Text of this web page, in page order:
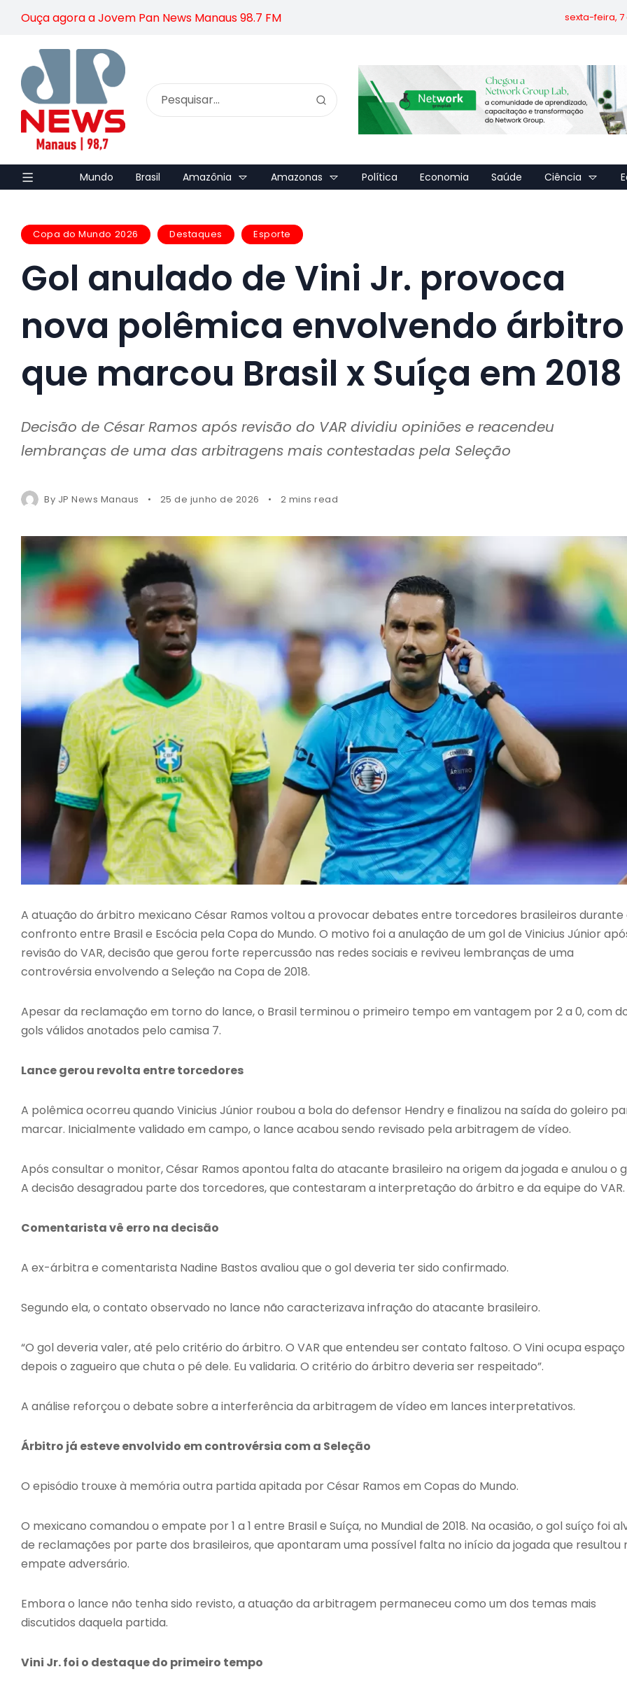
Ouça agora a Jovem Pan News Manaus 98.7 FM sexta-feira, 7
Mundo Brasil Amazônia Amazonas Política Economia Saúde Ciência
Copa do Mundo 2026 Destaques Esporte
Gol anulado de Vini Jr. provoca
nova polêmica envolvendo árbitro
que marcou Brasil x Suíça em 2018
Decisão de César Ramos após revisão do VAR dividiu opiniões e reacendeu
lembranças de uma das arbitragens mais contestadas pela Seleção
By JP News Manaus 25 de junho de 2026 2 mins read
A atuação do árbitro mexicano César Ramos voltou a provocar debates entre torcedores brasileiros durante
confronto entre Brasil e Escócia pela Copa do Mundo. O motivo foi a anulação de um gol de Vinicius Júnior
revisão do VAR, decisão que gerou forte repercussão nas redes sociais e reviveu lembranças de uma
controvérsia envolvendo a Seleção na Copa de 2018.
Apesar da reclamação em torno do lance, o Brasil terminou o primeiro tempo em vantagem por 2 a 0, com
gols válidos anotados pelo camisa 7.
Lance gerou revolta entre torcedores
A polêmica ocorreu quando Vinicius Júnior roubou a bola do defensor Hendry e finalizou na saída do goleiro
marcar. Inicialmente validado em campo, o lance acabou sendo revisado pela arbitragem de vídeo.
Após consultar o monitor, César Ramos apontou falta do atacante brasileiro na origem da jogada e anulou o
A decisão desagradou parte dos torcedores, que contestaram a interpretação do árbitro e da equipe do VAR.
Comentarista vê erro na decisão
A ex-árbitra e comentarista Nadine Bastos avaliou que o gol deveria ter sido confirmado.
Segundo ela, o contato observado no lance não caracterizava infração do atacante brasileiro.
“O gol deveria valer, até pelo critério do árbitro. O VAR que entendeu ser contato faltoso. O Vini ocupa espaço
depois o zagueiro que chuta o pé dele. Eu validaria. O critério do árbitro deveria ser respeitado”.
A análise reforçou o debate sobre a interferência da arbitragem de vídeo em lances interpretativos.
Árbitro já esteve envolvido em controvérsia com a Seleção
O episódio trouxe à memória outra partida apitada por César Ramos em Copas do Mundo.
O mexicano comandou o empate por 1 a 1 entre Brasil e Suíça, no Mundial de 2018. Na ocasião, o gol suíço foi
de reclamações por parte dos brasileiros, que apontaram uma possível falta no início da jogada que resultou
empate adversário.
Embora o lance não tenha sido revisto, a atuação da arbitragem permaneceu como um dos temas mais
discutidos daquela partida.
Vini Jr. foi o destaque do primeiro tempo